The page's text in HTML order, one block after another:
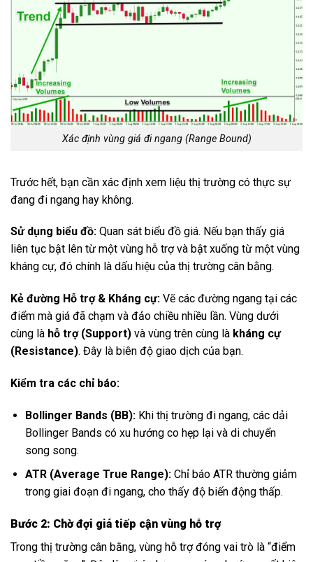
Xác định vùng giá đi ngang (Range Bound)
Trước hết, bạn cần xác định xem liệu thị trường có thực sự
đang đi ngang hay không.
Sử dụng biểu đồ: Quan sát biểu đồ giá. Nếu bạn thấy giá
liên tục bật lên từ một vùng hỗ trợ và bật xuống từ một vùng
kháng cự, đó chính là dấu hiệu của thị trường cân bằng.
Kẻ đường Hỗ trợ & Kháng cự: Vẽ các đường ngang tại các
điểm mà giá đã chạm và đảo chiều nhiều lần. Vùng dưới
cùng là hỗ trợ (Support) và vùng trên cùng là kháng cự
(Resistance). Đây là biên độ giao dịch của bạn.
Kiểm tra các chỉ báo:
Bollinger Bands (BB):Khi thị trường đi ngang, các dải
Bollinger Bands có xu hướng co hẹp lại và di chuyển
song song.
ATR (Average True Range):Chỉ báo ATR thường giảm
trong giai đoạn đi ngang, cho thấy độ biến động thấp.
Bước 2: Chờ đợi giá tiếp cận vùng hỗ trợ
Trong thị trường cân bằng, vùng hỗ trợ đóng vai trò là “điểm